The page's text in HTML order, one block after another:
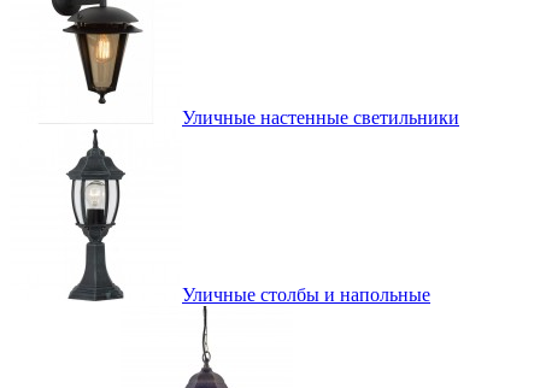
Уличные настенные светильники
Уличные столбы и напольные